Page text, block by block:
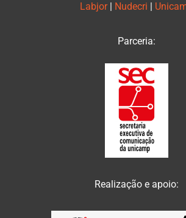
Labjor Nudecri
Parceria:
Realização e apoio: